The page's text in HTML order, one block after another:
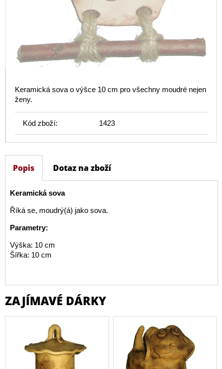
Keramická sova o výšce 10 cm pro všechny moudré nejen
ženy.
Kód zboží: 1423
Popis Dotaz na zboží
Keramická sova
Říká se, moudrý(á) jako sova.
Parametry:
Výška: 10 cm
Šířka: 10 cm
ZAJÍMAVÉ DÁRKY